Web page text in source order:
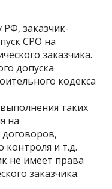
РФ, заказчик-
СРО на
заказчика.
допуска
кодекса
таких
на
контроля и т.д.
не имеет права
заказчика.